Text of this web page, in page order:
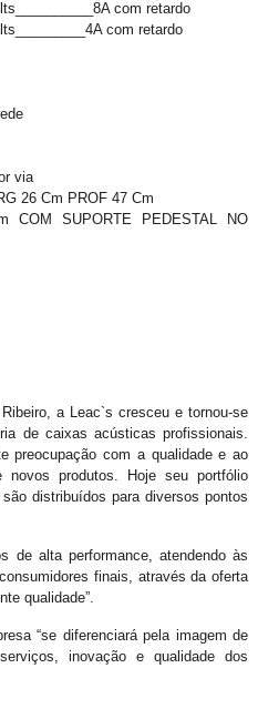
com retardo
com retardo
via
26 Cm PROF 47 Cm
COM SUPORTE PEDESTAL NO
a Leac`s cresceu e tornou-se
de caixas acústicas profissionais.
preocupação com a qualidade e ao
novos produtos. Hoje seu portfólio
distribuídos para diversos pontos
de alta performance, atendendo às
finais, através da oferta
qualidade”.
“se diferenciará pela imagem de
inovação e qualidade dos